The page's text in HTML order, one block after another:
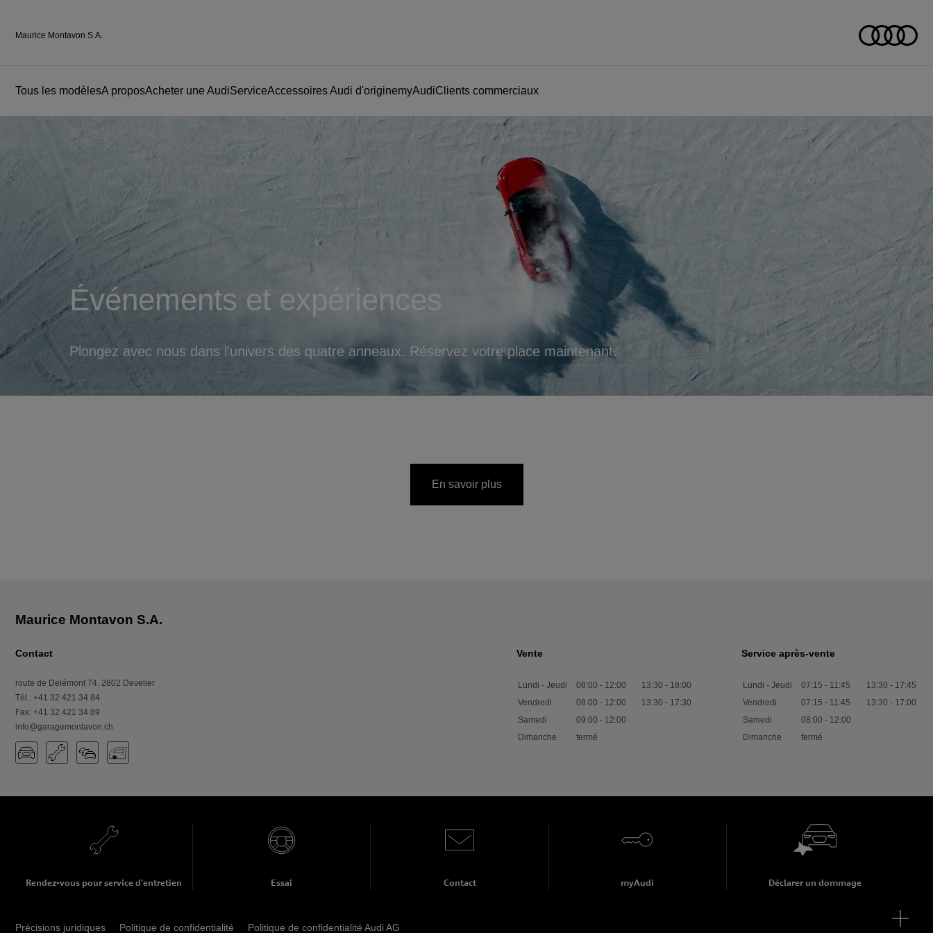
Maurice Montavon S.A.
Tous les modèlesA proposAcheter une AudiServiceAccessoires Audi d'originemyAudiClients commerciaux
Événements et expériences
Plongez avec nous dans l'univers des quatre anneaux. Réservez votre place maintenant.
En savoir plus
Contact
route de Delémont 74, 2802 Develier
Tél.: +41 32 421 34 84
Fax: +41 32 421 34 89
info@garagemontavon.ch
Vente
Lundi - Jeudi 08:00 - 12:00 13:30 - 18:00
Vendredi
08:00 - 12:00 13:30 - 17:30
Samedi
09:00 - 12:00
Dimanche
fermé
Service après-vente
Lundi - Jeudi 07:15 - 11:45 13:30 - 17:45
Vendredi
07:15 - 11:45 13:30 - 17:00
Samedi
08:00 - 12:00
Dimanche
fermé
Rendez-vous pour service d'entretien Essai Contact myAudi Déclarer un dommage
Précisions juridiques Politique de confidentialité Politique de confidentialité Audi AG